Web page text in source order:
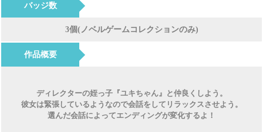
バッジ数
3個(ノベルゲームコレクションのみ)
作品概要
ディレクターの姪っ子『ユキちゃん』と仲良くしよう。
彼女は緊張しているようなので会話をしてリラックスさせよう。
選んだ会話によってエンディングが変化するよ！